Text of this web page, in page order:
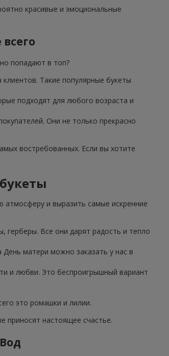
красивые и эмоциональные
попадают в топ?
Такие популярные букеты
подходят для любого возраста и
Они не только прекрасно
востребованных. Если вы хотите
и выразить самые искренние
герберы. Все они дарят радость и тепло
матери можно заказать у нас в
и любви. Это беспроигрышный вариант
это ромашки и лилии.
приносят настоящее счастье.